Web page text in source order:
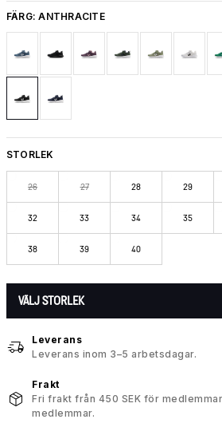
FÄRG:ANTHRACITE
STORLEK
26 27 28 29
32 33 34 35
38 39 40
VÄLJ STORLEK
Leverans
Leverans inom 3–5 arbetsdagar.
Frakt
Fri frakt från 450 SEK för
medlemmar.